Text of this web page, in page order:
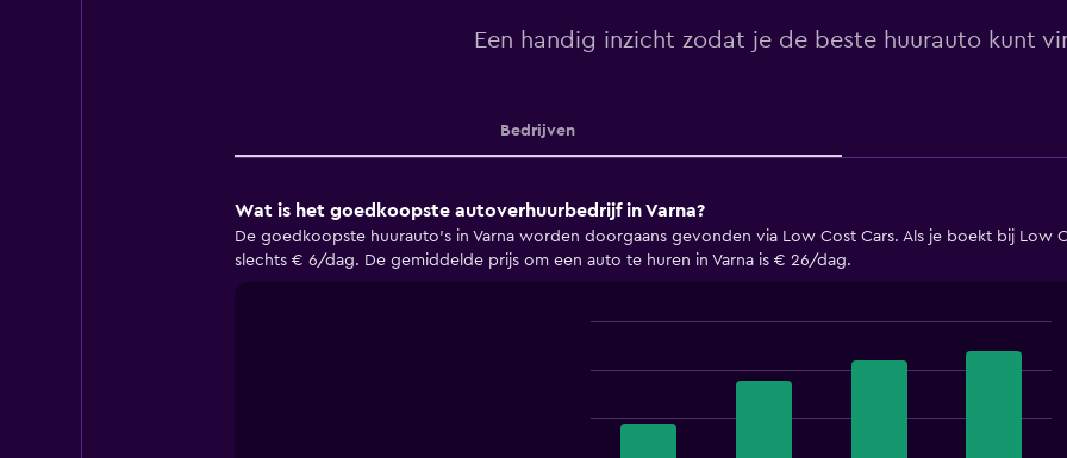
Een handig inzicht zodat je de beste huurauto kunt
Bedrijven
Wat is het goedkoopste autoverhuurbedrijf in Varna?
De goedkoopste huurauto's in Varna worden doorgaans gevonden via Low Cost Cars. Als je boekt bij Low
slechts € 6/dag. De gemiddelde prijs om een auto te huren in Varna is € 26/dag.
bars.